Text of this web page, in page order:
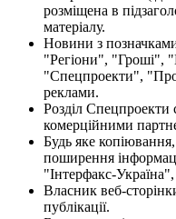
розміщена в
матеріалу.
Новини з
"Регіони", "Гроші",
"Спецпроекти",
реклами.
Розділ Спецпроекти
комерційними
Будь яке
поширення
"Інтерфакс-
Власник веб-
публікації.